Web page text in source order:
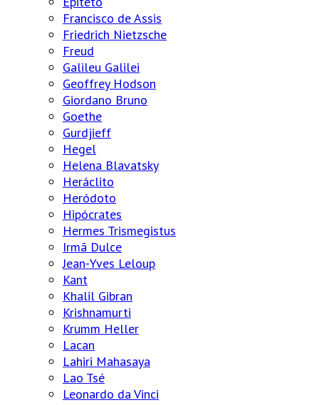
Francisco de Assis
Friedrich Nietzsche
Freud
Galileu Galilei
Geoffrey Hodson
Giordano Bruno
Goethe
Gurdjieff
Hegel
Helena Blavatsky
Heráclito
Heródoto
Hipócrates
Hermes Trismegistus
Irmã Dulce
Jean-Yves Leloup
Kant
Khalil Gibran
Krishnamurti
Krumm Heller
Lacan
Lahiri Mahasaya
Lao Tsé
Leonardo da Vinci